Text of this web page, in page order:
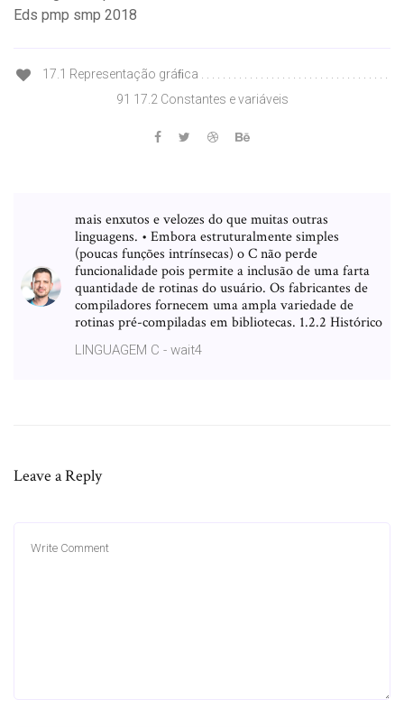
Eds pmp smp 2018
17.1 Representação gráﬁca . . . . . . . . . . . . . . . . . . . . . . . . . . . . . . . . . . .
91 17.2 Constantes e variáveis
mais enxutos e velozes do que muitas outras
linguagens. • Embora estruturalmente simples
(poucas funções intrínsecas) o C não perde
funcionalidade pois permite a inclusão de uma farta
quantidade de rotinas do usuário. Os fabricantes de
compiladores fornecem uma ampla variedade de
rotinas pré-compiladas em bibliotecas. 1.2.2 Histórico
LINGUAGEM C - wait4
Leave a Reply